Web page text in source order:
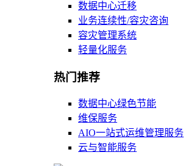
数据中心迁移
业务连续性/容灾咨询
容灾管理系统
轻量化服务
热门推荐
数据中心绿色节能
维保服务
AIO一站式运维管理服务
云与智能服务